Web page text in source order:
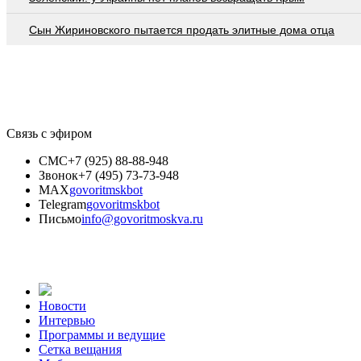
Сын Жириновского пытается продать элитные дома отца
Связь с эфиром
СМС+7 (925) 88-88-948
Звонок+7 (495) 73-73-948
MAXgovoritmskbot
Telegramgovoritmskbot
Письмоinfo@govoritmoskva.ru
Новости
Интервью
Программы и ведущие
Сетка вещания